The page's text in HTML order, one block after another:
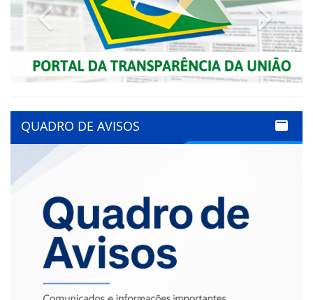
Previous Next
QUADRO DE AVISOS